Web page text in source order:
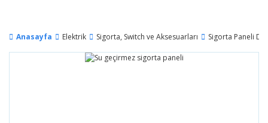
Anasayfa Elektrik Sigorta, Switch ve Aksesuarları Sigorta Paneli